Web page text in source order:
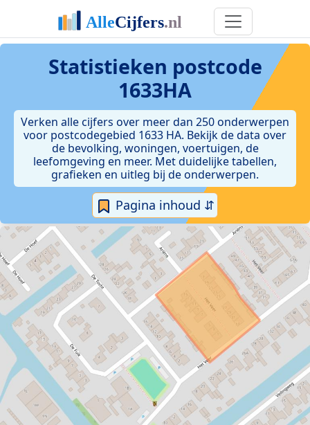
Statistieken postcode
1633HA
Verken alle cijfers over meer dan 250 onderwerpen
voor postcodegebied 1633 HA. Bekijk de data over
de bevolking, woningen, voertuigen, de
leefomgeving en meer. Met duidelijke tabellen,
grafieken en uitleg bij de onderwerpen.
Pagina inhoud ⇵